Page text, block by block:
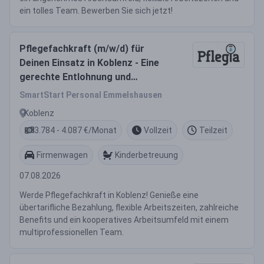
ein tolles Team. Bewerben Sie sich jetzt!
Pflegefachkraft (m/w/d) für
Deinen Einsatz in Koblenz - Eine
gerechte Entlohnung und
zahlreiche Benefits warten auf
SmartStart Personal Emmelshausen
Koblenz
3.784 - 4.087 €/Monat
Vollzeit Teilzeit
Firmenwagen Kinderbetreuung
07.08.2026
Werde Pflegefachkraft in Koblenz! Genieße eine
übertarifliche Bezahlung, flexible Arbeitszeiten, zahlreiche
Benefits und ein kooperatives Arbeitsumfeld mit einem
multiprofessionellen Team.